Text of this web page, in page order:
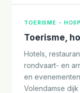
TOERISME -
Toerisme,
Hotels,
rondvaart- en
en
Volendamse